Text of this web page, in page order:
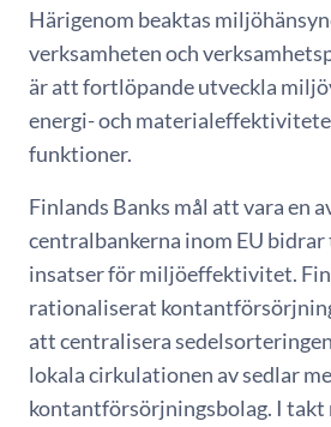
Härigenom beaktas
verksamheten och
är att fortlöpande utveckla
energi- och
funktioner.
Finlands Banks mål att vara en
centralbankerna inom EU
insatser för miljöeffektivitet.
rationaliserat
att centralisera
lokala cirkulationen av sedlar
kontantförsörjningsbolag. I takt